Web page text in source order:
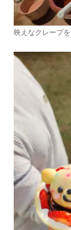
映えなクレープ